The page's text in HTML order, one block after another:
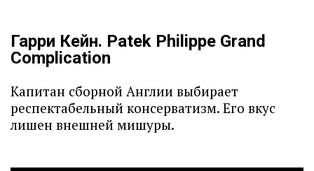
Гарри Кейн. Patek Philippe Grand
Complication
Капитан сборной Англии выбирает
респектабельный консерватизм. Его вкус
лишен внешней мишуры.